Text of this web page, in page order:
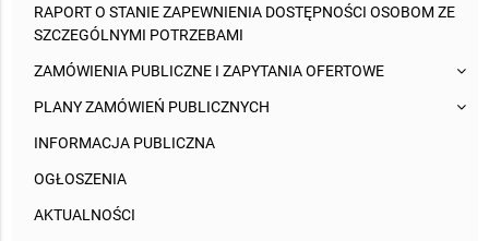
RAPORT O STANIE ZAPEWNIENIA DOSTĘPNOŚCI OSOBOM ZE
SZCZEGÓLNYMI POTRZEBAMI
ZAMÓWIENIA PUBLICZNE I ZAPYTANIA OFERTOWE
PLANY ZAMÓWIEŃ PUBLICZNYCH
INFORMACJA PUBLICZNA
OGŁOSZENIA
AKTUALNOŚCI